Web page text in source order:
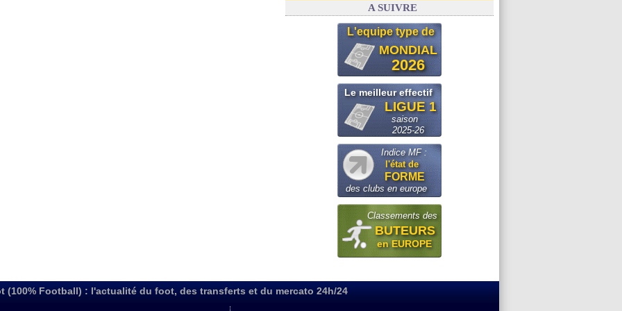
A SUIVRE
L'equipe type de
MONDIAL
2026
Le meilleur effectif
LIGUE 1
saison
2025-26
Indice MF :
l'état de
FORME
des clubs en europe
Classements des
BUTEURS
en EUROPE
(100% Football) : l'actualité du foot, des transferts et du mercato 24h/24